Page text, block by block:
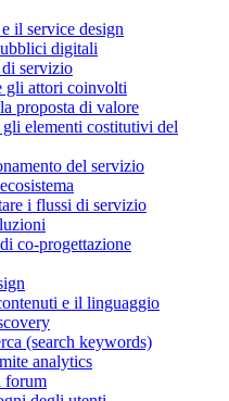
il service design
digitali
servizio
gli attori coinvolti
proposta di valore
elementi costitutivi del
del servizio
i flussi di servizio
co-progettazione
e il linguaggio
(search keywords)
analytics
forum